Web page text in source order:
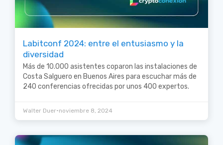
Labitconf 2024: entre el entusiasmo y la
diversidad
Más de 10.000 asistentes coparon las instalaciones de
Costa Salguero en Buenos Aires para escuchar más de
240 conferencias ofrecidas por unos 400 expertos.
Walter Duer•noviembre 8, 2024